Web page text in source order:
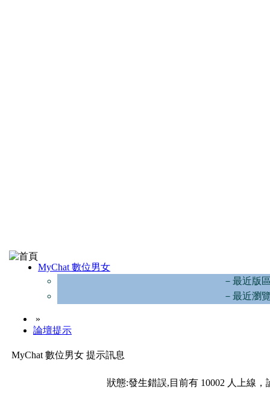
MyChat 數位男女
－最近版
－最近瀏
»
論壇提示
MyChat 數位男女 提示訊息
狀態:發生錯誤,目前有 10002 人上線